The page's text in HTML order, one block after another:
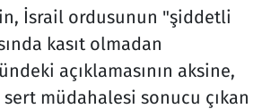
İsrail ordusunun "şiddetli
kasıt olmadan
açıklamasının aksine,
müdahalesi sonucu çıkan